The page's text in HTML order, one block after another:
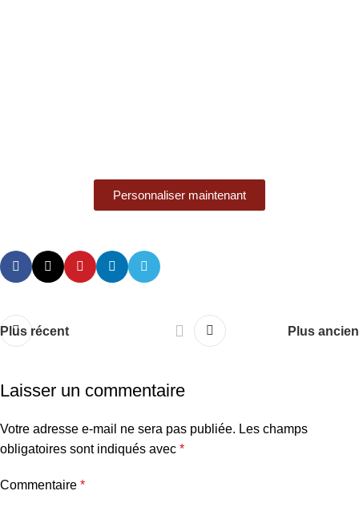
Personnaliser maintenant
Plus récent Plus ancien
Laisser un commentaire
Votre adresse e-mail ne sera pas publiée. Les champs
obligatoires sont indiqués avec *
Commentaire *